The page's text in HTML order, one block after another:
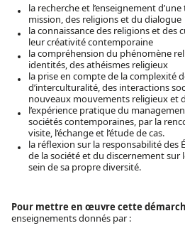
la recherche et l’enseignement
mission, des religions et du dialogue
la connaissance des religions et des
leur créativité contemporaine
la compréhension du phénomène
identités, des athéismes religieux
la prise en compte de la complexité
d’interculturalité, des interactions
nouveaux mouvements religieux et
l’expérience pratique du
sociétés contemporaines, par la
visite, l’échange et l’étude de cas.
la réflexion sur la responsabilité des
de la société et du discernement sur
sein de sa propre diversité.
Pour mettre en œuvre cette
enseignements donnés par :